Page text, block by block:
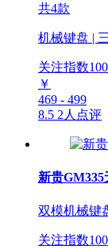
共4款
机械键盘 |
关注指数100
￥
469 - 499
8.5 2人点评
新贵
双模机械键
关注指数100